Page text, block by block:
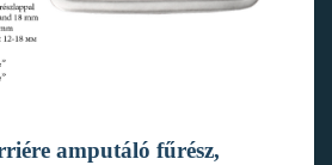
amputáló fűrész,